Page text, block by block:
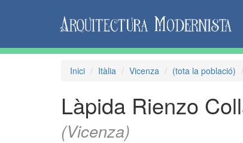
Inici Itàlia Vicenza (tota la població)
Làpida Rienzo
(Vicenza)